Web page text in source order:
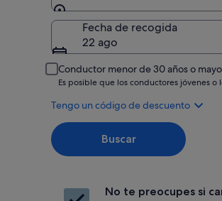
Recogida
Fecha de recogida
22 ago
Conductor menor de 30 años o
Es posible que los conductores jóvenes o
Tengo un código de descuento
Buscar
No te preocupes si